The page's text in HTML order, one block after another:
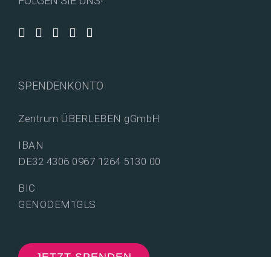
SPENDENKONTO
Zentrum ÜBERLEBEN gGmbH
IBAN
DE32 4306 0967 1264 5130 00
BIC
GENODEM1GLS